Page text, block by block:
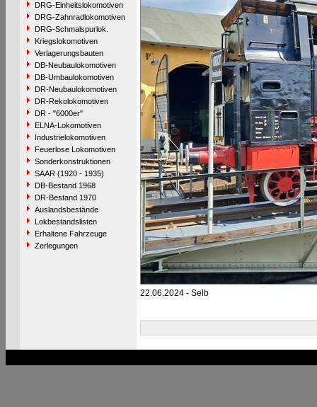
DRG-Einheitslokomotiven
DRG-Zahnradlokomotiven
DRG-Schmalspurlok.
Kriegslokomotiven
Verlagerungsbauten
DB-Neubaulokomotiven
DB-Umbaulokomotiven
DR-Neubaulokomotiven
DR-Rekolokomotiven
DR - "6000er"
ELNA-Lokomotiven
Industrielokomotiven
Feuerlose Lokomotiven
Sonderkonstruktionen
SAAR (1920 - 1935)
DB-Bestand 1968
DR-Bestand 1970
Auslandsbestände
Lokbestandslisten
Erhaltene Fahrzeuge
Zerlegungen
22.06.2024 - Selb